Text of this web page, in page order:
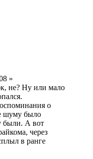
»
не? Ну или мало
о
шуму было
были. А вот
через
в ранге